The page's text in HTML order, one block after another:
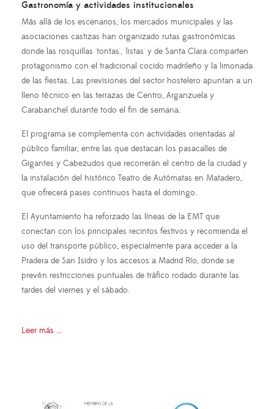
Gastronomía y actividades institucionales
Más allá de los escenarios, los mercados municipales y las
asociaciones castizas han organizado rutas gastronómicas
donde las rosquillas 'tontas', 'listas' y de Santa Clara comparten
protagonismo con el tradicional cocido madrileño y la limonada
de las fiestas. Las previsiones del sector hostelero apuntan a un
lleno técnico en las terrazas de Centro, Arganzuela y
Carabanchel durante todo el fin de semana.
El programa se complementa con actividades orientadas al
público familiar, entre las que destacan los pasacalles de
Gigantes y Cabezudos que recorrerán el centro de la ciudad y
la instalación del histórico Teatro de Autómatas en Matadero,
que ofrecerá pases continuos hasta el domingo.
El Ayuntamiento ha reforzado las líneas de la EMT que
conectan con los principales recintos festivos y recomienda el
uso del transporte público, especialmente para acceder a la
Pradera de San Isidro y los accesos a Madrid Río, donde se
prevén restricciones puntuales de tráfico rodado durante las
tardes del viernes y el sábado.
Leer más ...